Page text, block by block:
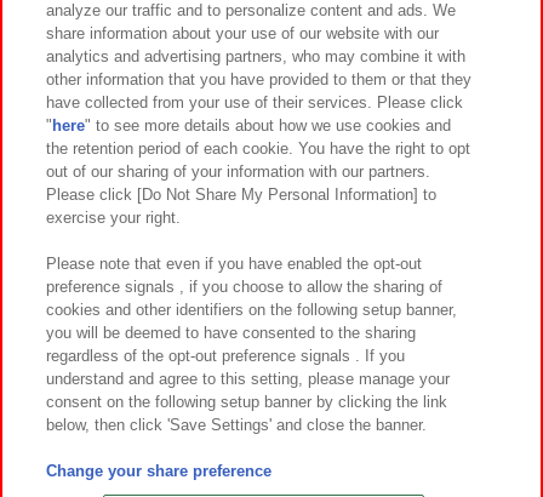
イベント・キャンペーン
関連会社 サステナビリティ サイトポリシー
プライバシーポリシー ウェブアクセシビリティ方針と検証結果
お取引先さまとともに
カスタマーハラスメント対応方針 よくあるご質問・お問い合わせ
©Bandai Namco Amusement Inc.
©Bandai Namco Amusement Lab Inc.
analyze our traffic and to personalize content and ads. We
share information about your use of our website with our
analytics and advertising partners, who may combine it with
other information that you have provided to them or that they
have collected from your use of their services. Please click
" here" to see more details about how we use cookies and
the retention period of each cookie. You have the right to opt
out of our sharing of your information with our partners.
Please click [Do Not Share My Personal Information] to
exercise your right.
Please note that even if you have enabled the opt-out
preference signals , if you choose to allow the sharing of
cookies and other identifiers on the following setup banner,
you will be deemed to have consented to the sharing
regardless of the opt-out preference signals . If you
understand and agree to this setting, please manage your
consent on the following setup banner by clicking the link
below, then click 'Save Settings' and close the banner.
Change your share preference